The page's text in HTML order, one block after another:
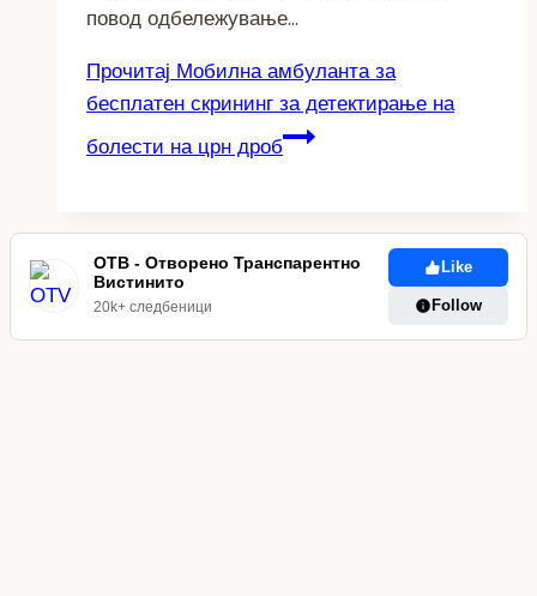
повод одбележување…
Прочитај Мобилна амбуланта за
бесплатен скрининг за детектирање на
болести на црн дроб
ОТВ - Отворено Транспарентно
Вистинито
20k+ следбеници
Like
Follow